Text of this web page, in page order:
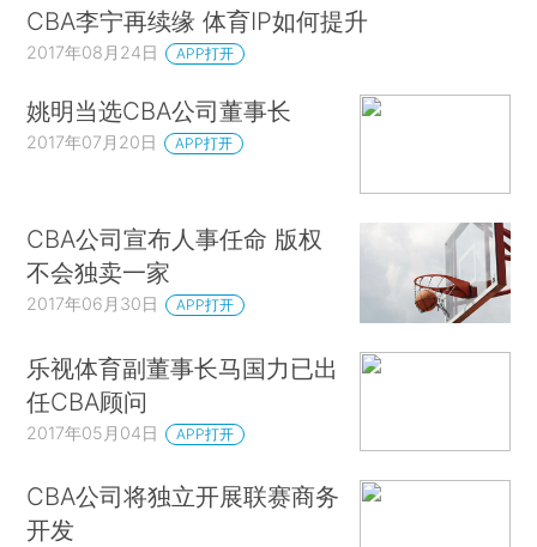
CBA李宁再续缘 体育IP如何提升
2017年08月24日 APP打开
姚明当选CBA公司董事长
2017年07月20日 APP打开
CBA公司宣布人事任命 版权
不会独卖一家
2017年06月30日 APP打开
乐视体育副董事长马国力已出
任CBA顾问
2017年05月04日 APP打开
CBA公司将独立开展联赛商务
开发